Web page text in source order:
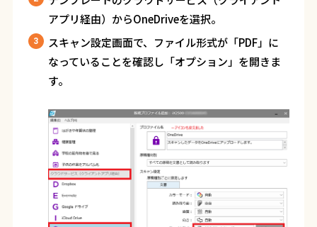
アプリ経由）からOneDriveを選択。
スキャン設定画面で、ファイル形式が「PDF」に
なっていることを確認し「オプション」を開きま
す。